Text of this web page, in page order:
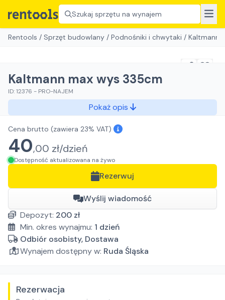
Szukaj sprzętu na wynajem
Rentools / Sprzęt budowlany / Podnośniki i chwytaki / Kaltmann
Kaltmann max wys 335cm
ID:12376 - PRO-NAJEM
Pokaż opis
Cena brutto (zawiera 23% VAT)
40,00 zł/dzień
Dostępność aktualizowana na żywo
Rezerwuj
Wyślij wiadomość
Depozyt: 200 zł
Min. okres wynajmu: 1 dzień
Odbiór osobisty, Dostawa
Wynajem dostępny w: Ruda Śląska
Rezerwacja